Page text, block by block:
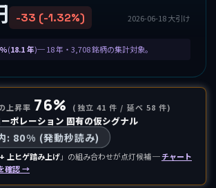
-33 (-1.32%) 2026-06-18 大引け
(18.1 年)─ 18 年・3,708 銘柄の集計対象。
上昇率 76% (独立 41 件 / 延べ 58 件)
ポレーション 固有の仮シグナル
: 80% (発動秒読み)
上ヒゲ踏み上げ」の組み合わせが点灯候補 ─チャート
確認 →